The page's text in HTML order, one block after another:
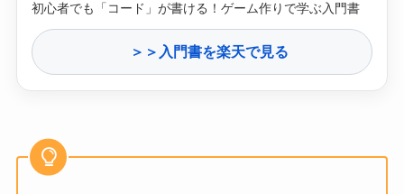
初心者でも「コード」が書ける！ゲーム作りで学ぶ入門書
＞＞入門書を楽天で見る